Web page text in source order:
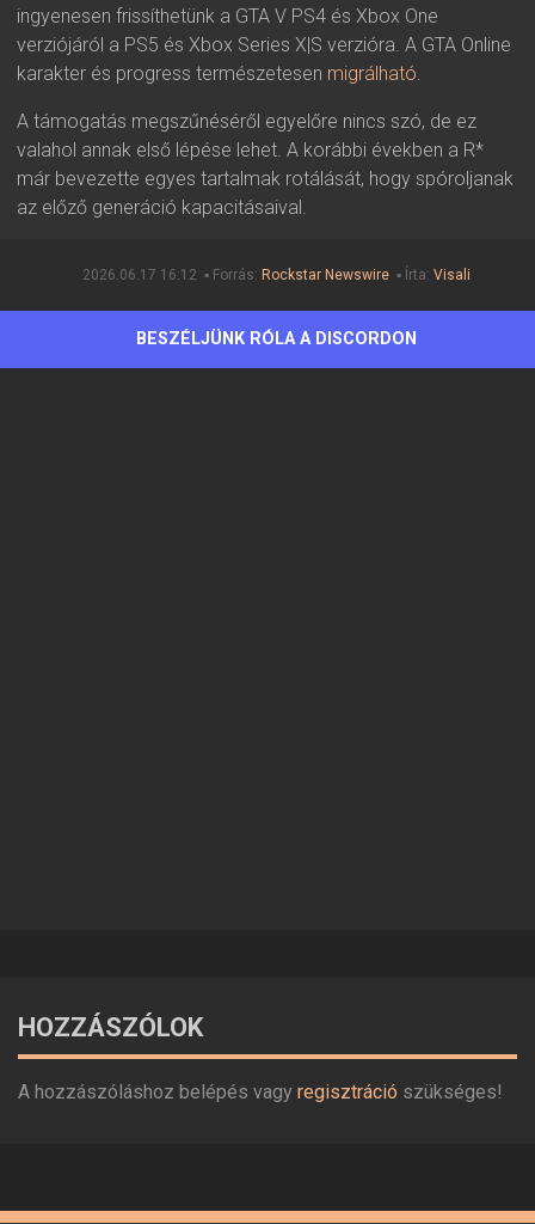
ingyenesen frissíthetünk a GTA V PS4 és Xbox One
verziójáról a PS5 és Xbox Series X|S verzióra. A GTA Online
karakter és progress természetesen migrálható
A támogatás megszűnéséről egyelőre nincs szó, de ez
valahol annak első lépése lehet. A korábbi években a R*
már bevezette egyes tartalmak rotálását, hogy spóroljanak
az előző generáció kapacitásaival.
2026.06.17 16:12 ▪ Forrás: Rockstar Newswire▪ Írta: Visali
BESZÉLJÜNK RÓLA A DISCORDON
HOZZÁSZÓLOK
A hozzászóláshoz belépés vagy regisztráció szükséges!